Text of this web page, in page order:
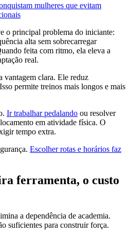
mulheres que evitam
o principal problema do iniciante:
alta sem sobrecarregar
feita com ritmo, ela eleva a
real.
vantagem clara. Ele reduz
permite treinos mais longos e mais
Ir trabalhar pedalando ou resolver
em atividade física. O
tempo extra.
Escolher rotas e horários faz
ferramenta, o custo
a dependência de academia.
suficientes para construir força.